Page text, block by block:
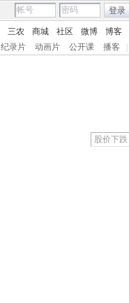
登录
三农 商城 社区 微博 博客
纪录片 动画片 公开课 播客